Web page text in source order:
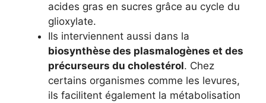
acides gras en sucres grâce au cycle du
glioxylate.
Ils interviennent aussi dans la
biosynthèse des plasmalogènes et des
précurseurs du cholestérol. Chez
certains organismes comme les levures,
ils facilitent également la métabolisation